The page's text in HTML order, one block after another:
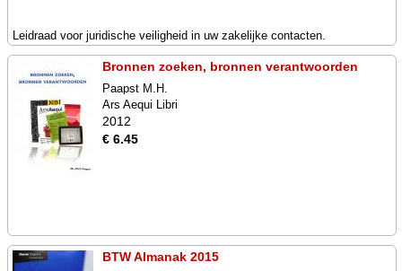
Leidraad voor juridische veiligheid in uw zakelijke contacten.
Bronnen zoeken, bronnen verantwoorden
Paapst M.H.
Ars Aequi Libri
2012
€ 6.45
BTW Almanak 2015